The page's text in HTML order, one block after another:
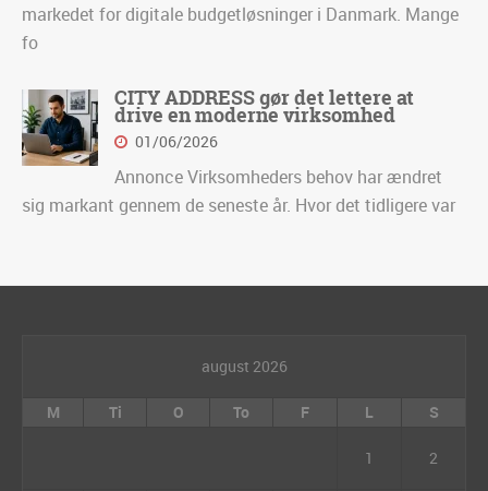
markedet for digitale budgetløsninger i Danmark. Mange
fo
CITY ADDRESS gør det lettere at
drive en moderne virksomhed
01/06/2026
Annonce Virksomheders behov har ændret
sig markant gennem de seneste år. Hvor det tidligere var
august 2026
M Ti O To F L S
1 2